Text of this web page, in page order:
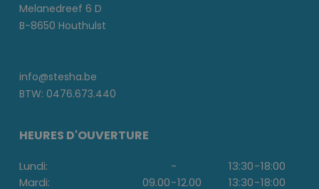
Melanedreef 6 D
B-8650 Houthulst
info@stesha.be
BTW: 0476.673.440
HEURES D'OUVERTURE
Lundi: - 13:30-18:00
Mardi:
09.00-12.00 13:30-18:00